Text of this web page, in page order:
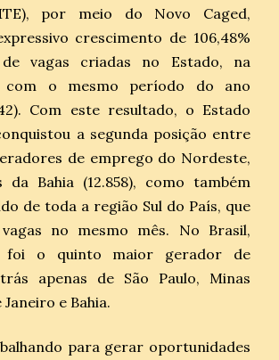
por meio do Novo Caged,
crescimento de 106,48%
vagas criadas no Estado, na
com o mesmo período do ano
Com este resultado, o Estado
a segunda posição entre
de emprego do Nordeste,
da Bahia (12.858), como também
de toda a região Sul do País, que
vagas no mesmo mês. No Brasil,
foi o quinto maior gerador de
apenas de São Paulo, Minas
Janeiro e Bahia.
para gerar oportunidades